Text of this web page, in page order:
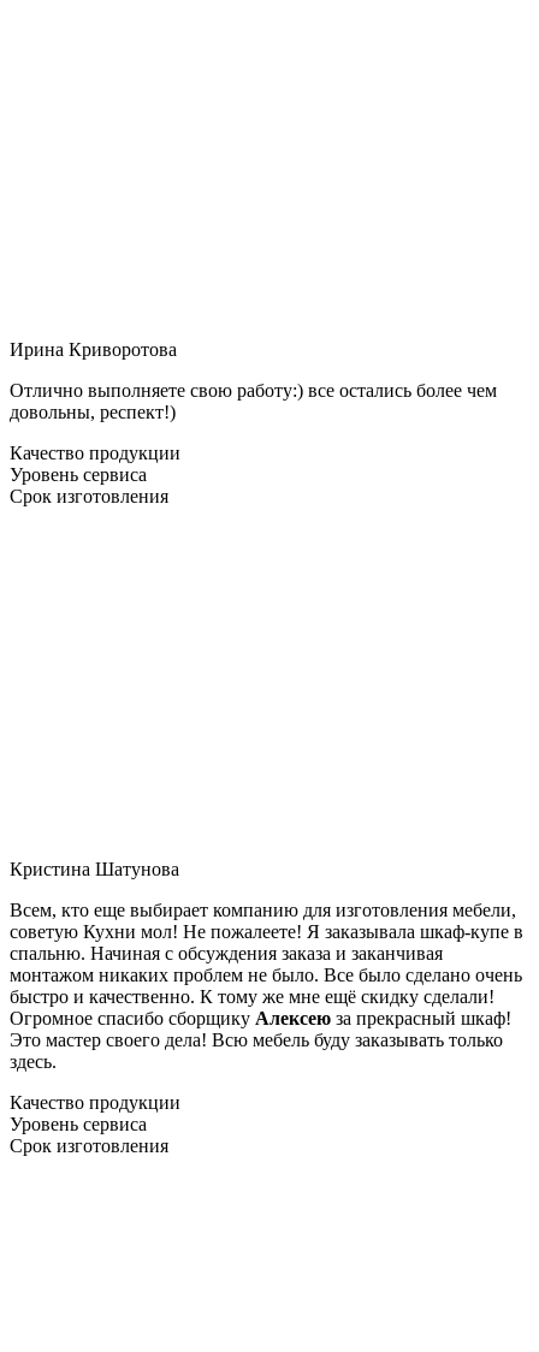
Ирина Криворотова
Отлично выполняете свою работу:) все остались более чем
довольны, респект!)
Качество продукции
Уровень сервиса
Срок изготовления
Кристина Шатунова
Всем, кто еще выбирает компанию для изготовления мебели,
советую Кухни мол! Не пожалеете! Я заказывала шкаф-купе в
спальню. Начиная с обсуждения заказа и заканчивая
монтажом никаких проблем не было. Все было сделано очень
быстро и качественно. К тому же мне ещё скидку сделали!
Огромное спасибо сборщику Алексею за прекрасный шкаф!
Это мастер своего дела! Всю мебель буду заказывать только
здесь.
Качество продукции
Уровень сервиса
Срок изготовления